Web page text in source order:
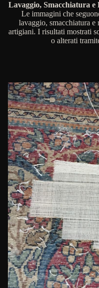
Lavaggio, Smacchiatura e
Le immagini che
lavaggio, smacchiatura e
artigiani. I risultati mostrati
o alterati